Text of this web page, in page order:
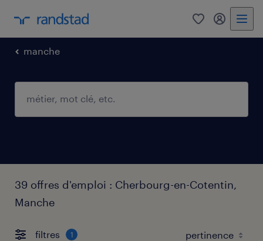
0 mon
manche
39 offres d'emploi : Cherbourg-en-Cotentin,
Manche
filtres 1